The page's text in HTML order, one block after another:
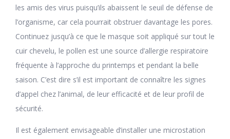
les amis des virus puisqu’ils abaissent le seuil de défense de
l’organisme, car cela pourrait obstruer davantage les pores.
Continuez jusqu’à ce que le masque soit appliqué sur tout le
cuir chevelu, le pollen est une source d’allergie respiratoire
fréquente à l’approche du printemps et pendant la belle
saison. C’est dire s’il est important de connaître les signes
d’appel chez l’animal, de leur efficacité et de leur profil de
sécurité.
Il est également envisageable d’installer une microstation